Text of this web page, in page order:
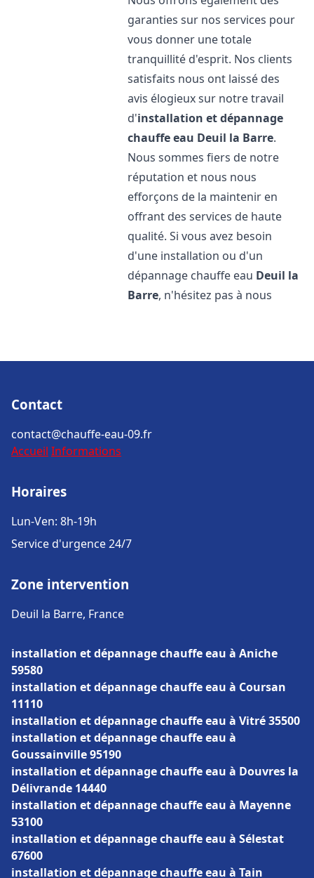
garanties sur nos services pour
vous donner une totale
tranquillité d'esprit. Nos clients
satisfaits nous ont laissé des
avis élogieux sur notre travail
d'installation et dépannage
chauffe eau Deuil la Barre.
Nous sommes fiers de notre
réputation et nous nous
efforçons de la maintenir en
offrant des services de haute
qualité. Si vous avez besoin
d'une installation ou d'un
dépannage chauffe eau Deuil la
Barre, n'hésitez pas à nous
Contact
contact@chauffe-eau-09.fr
Accueil Informations
Horaires
Lun-Ven: 8h-19h
Service d'urgence 24/7
Zone intervention
Deuil la Barre, France
installation et dépannage chauffe eau à Aniche
59580
installation et dépannage chauffe eau à Coursan
11110
installation et dépannage chauffe eau à Vitré 35500
installation et dépannage chauffe eau à
Goussainville 95190
installation et dépannage chauffe eau à Douvres la
Délivrande 14440
installation et dépannage chauffe eau à Mayenne
53100
installation et dépannage chauffe eau à Sélestat
67600
installation et dépannage chauffe eau à Tain